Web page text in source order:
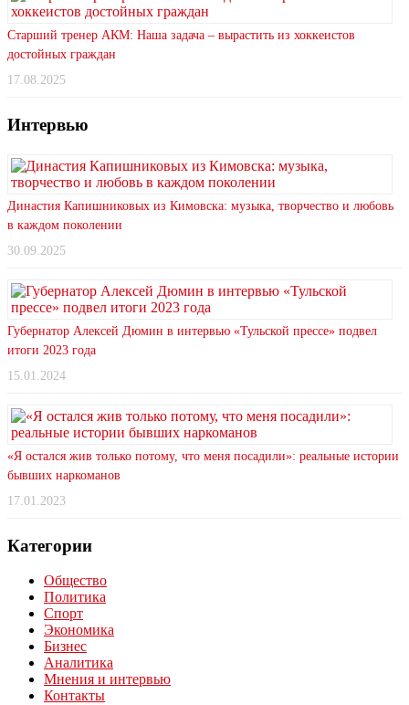
Старший тренер АКМ: Наша задача – вырастить из хоккеистов
достойных граждан
17.08.2025
Интервью
Династия Капишниковых из Кимовска: музыка, творчество и любовь
в каждом поколении
30.09.2025
Губернатор Алексей Дюмин в интервью «Тульской прессе» подвел
итоги 2023 года
15.01.2024
«Я остался жив только потому, что меня посадили»: реальные истории
бывших наркоманов
17.01.2023
Категории
Общество
Политика
Спорт
Экономика
Бизнес
Аналитика
Мнения и интервью
Контакты